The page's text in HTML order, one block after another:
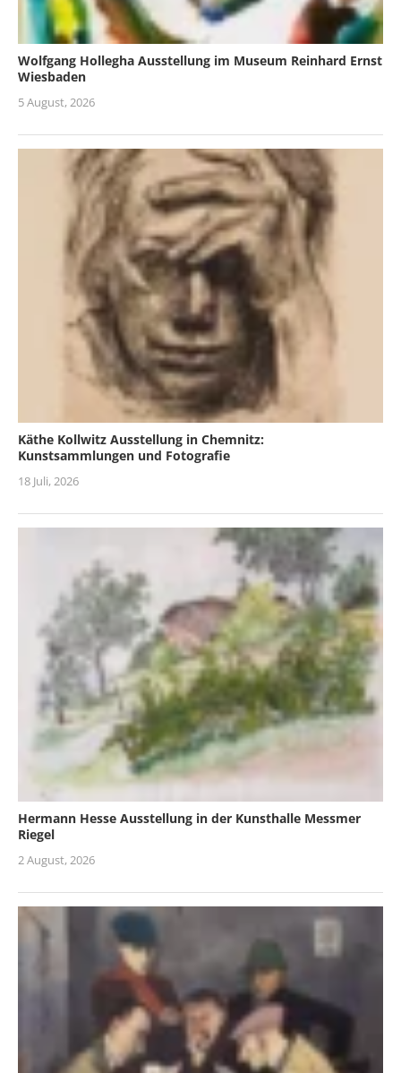
Wolfgang Hollegha Ausstellung im Museum Reinhard Ernst
Wiesbaden
5 August, 2026
Käthe Kollwitz Ausstellung in Chemnitz:
Kunstsammlungen und Fotografie
18 Juli, 2026
Hermann Hesse Ausstellung in der Kunsthalle Messmer
Riegel
2 August, 2026